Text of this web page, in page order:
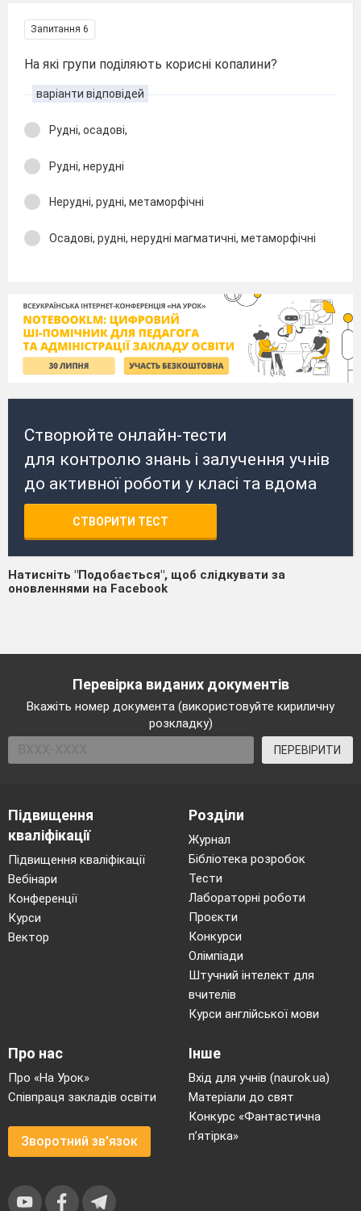
Запитання 6
На які групи поділяють корисні копалини?
варіанти відповідей
Рудні, осадові,
Рудні, нерудні
Нерудні, рудні, метаморфічні
Осадові, рудні, нерудні магматичні, метаморфічні
Створюйте онлайн-тести
для контролю знань і залучення учнів
до активної роботи у класі та вдома
СТВОРИТИ ТЕСТ
Натисніть "Подобається", щоб слідкувати за
оновленнями на Facebook
Перевірка виданих документів
Вкажіть номер документа (використовуйте кириличну
розкладку)
ПЕРЕВІРИТИ
Підвищення
кваліфікації
Підвищення кваліфікації
Вебінари
Конференції
Курси
Вектор
Розділи
Журнал
Бібліотека розробок
Тести
Лабораторні роботи
Проєкти
Конкурси
Олімпіади
Штучний інтелект для
вчителів
Курси англійської мови
Про нас
Про «На Урок»
Співпраця закладів освіти
Зворотний зв'язок
Інше
Вхід для учнів (naurok.ua)
Матеріали до свят
Конкурс «Фантастична
п’ятірка»